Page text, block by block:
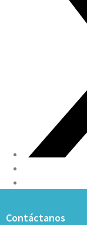
Contáctanos